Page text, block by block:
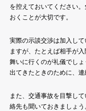
を控えておいてください
おくことが大切です。
実際の示談交渉は加入し
ますが、たとえば相手が
舞いに行くのが礼儀でし
出てきたときのために、連
また、交通事故を目撃し
絡先も聞いておきましょ